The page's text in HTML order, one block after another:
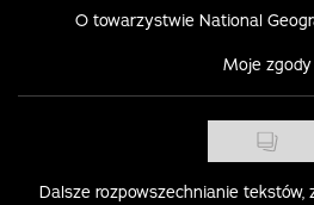
O towarzystwie National
Moje zgody
Dalsze rozpowszechnianie tekstów,